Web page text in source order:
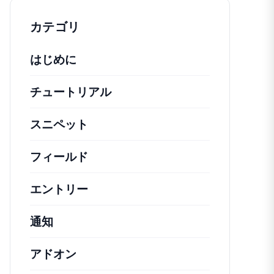
カテゴリ
はじめに
チュートリアル役立つハウツー記事やその他
スニペット
フィールド
エントリー
通知
アドオン